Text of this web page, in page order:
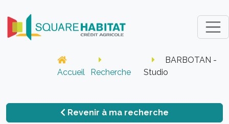
Accueil Recherche
BARBOTAN -
Studio
Revenir à ma recherche